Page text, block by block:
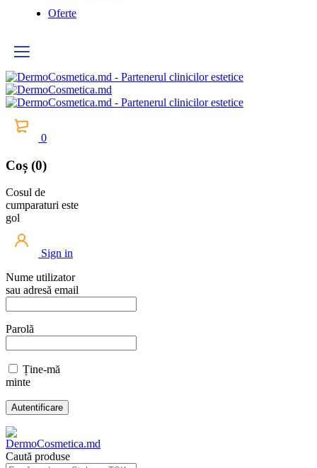
Oferte
0
Coș (0)
Cosul de
cumparaturi este
gol
Sign in
Nume utilizator
sau adresă email
Parolă
Ține-mă
minte
Caută produse